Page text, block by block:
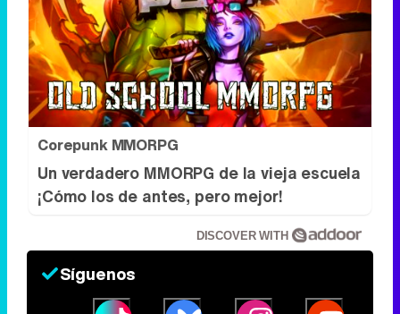
Corepunk MMORPG
Un verdadero MMORPG de la vieja escuela
¡Cómo los de antes, pero mejor!
DISCOVER WITH
Síguenos
6,4k 258k